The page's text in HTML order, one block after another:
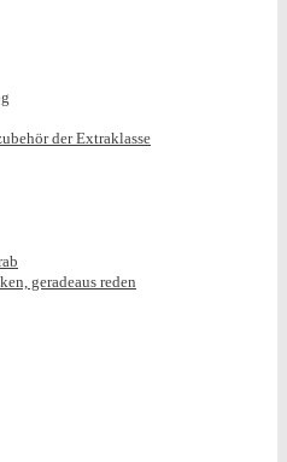
der Extraklasse
geradeaus reden